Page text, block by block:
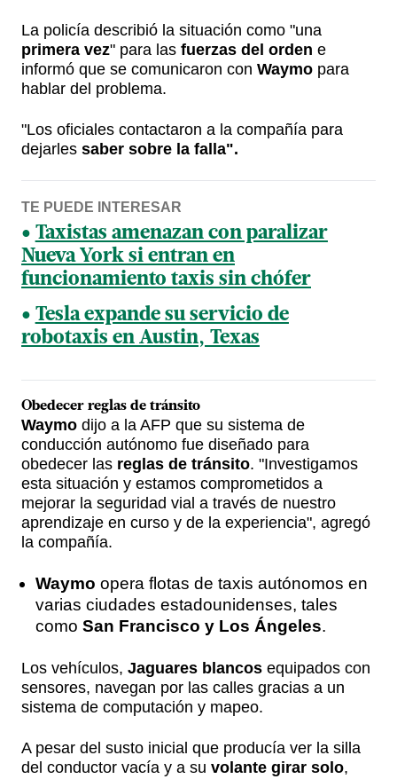
La policía describió la situación como "una
primera vez" para las fuerzas del orden e
informó que se comunicaron con Waymo para
hablar del problema.
"Los oficiales contactaron a la compañía para
dejarles saber sobre la falla".
TE PUEDE INTERESAR
Taxistas amenazan con paralizar
Nueva York si entran en
funcionamiento taxis sin chófer
Tesla expande su servicio de
robotaxis en Austin, Texas
Obedecer reglas de tránsito
Waymo dijo a la AFP que su sistema de
conducción autónomo fue diseñado para
obedecer las reglas de tránsito. "Investigamos
esta situación y estamos comprometidos a
mejorar la seguridad vial a través de nuestro
aprendizaje en curso y de la experiencia", agregó
la compañía.
Waymo opera flotas de taxis autónomos en
varias ciudades estadounidenses, tales
como San Francisco y Los Ángeles.
Los vehículos, Jaguares blancos equipados con
sensores, navegan por las calles gracias a un
sistema de computación y mapeo.
A pesar del susto inicial que producía ver la silla
del conductor vacía y a su volante girar solo,